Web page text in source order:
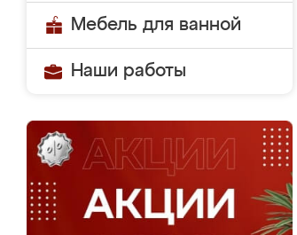
Мебель для ванной
Наши работы